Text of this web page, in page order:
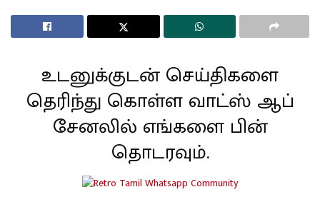
உடனுக்குடன் செய்திகளை
தெரிந்து கொள்ள வாட்ஸ் ஆப்
சேனலில் எங்களை பின்
தொடரவும்.